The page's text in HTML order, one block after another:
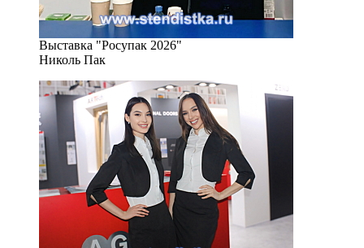
Выставка "Росупак 2026"
Николь Пак